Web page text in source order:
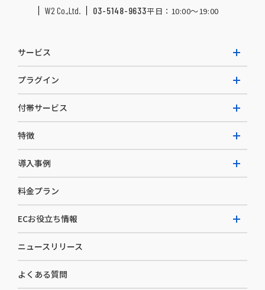
W2 Co.,Ltd. 03-5148-9633平日：10:00〜19:00
サービス
W2 Commerce Repeat
W2 Commerce BtoB
W2 Commerce Asia
プラグイン
AI buddy
付帯サービス
EC運用構築支援・運用支援
カスタマーサクセス
セキュリティ
デザイン制作
コンサルティング
特徴
選ばれる理由
開発体制
導入事例
導入企業一覧
料金プラン
ECお役立ち情報
お役立ち資料
ニュースリリース
よくある質問